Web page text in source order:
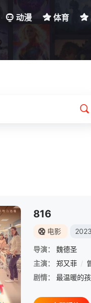
动漫 体育
/ 安崎 李心洁 / 李小冉 /
816
电影 2023
导演：
魏德圣
主演：
郑又菲 /
剧情：